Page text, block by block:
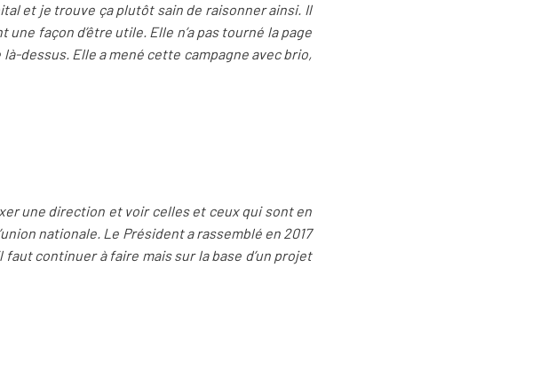
et je trouve ça plutôt sain de raisonner ainsi. Il
façon d’être utile. Elle n’a pas tourné la page
dessus. Elle a mené cette campagne avec brio,
une direction et voir celles et ceux qui sont en
nationale. Le Président a rassemblé en 2017
continuer à faire mais sur la base d’un projet